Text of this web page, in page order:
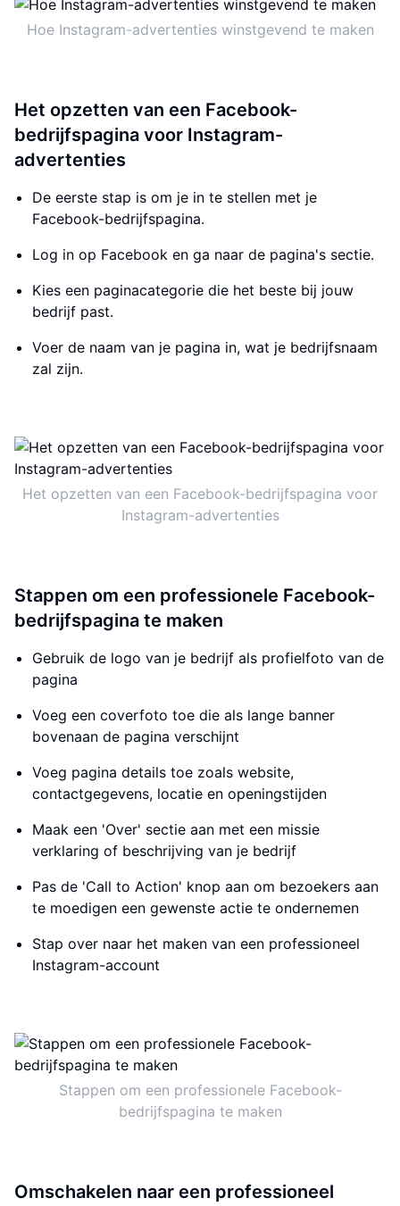
Hoe Instagram-advertenties winstgevend te maken
Het opzetten van een Facebook-
bedrijfspagina voor Instagram-
advertenties
De eerste stap is om je in te stellen met je
Facebook-bedrijfspagina.
Log in op Facebook en ga naar de pagina's sectie.
Kies een paginacategorie die het beste bij jouw
bedrijf past.
Voer de naam van je pagina in, wat je bedrijfsnaam
zal zijn.
Het opzetten van een Facebook-bedrijfspagina voor
Instagram-advertenties
Stappen om een professionele Facebook-
bedrijfspagina te maken
Gebruik de logo van je bedrijf als profielfoto van de
pagina
Voeg een coverfoto toe die als lange banner
bovenaan de pagina verschijnt
Voeg pagina details toe zoals website,
contactgegevens, locatie en openingstijden
Maak een 'Over' sectie aan met een missie
verklaring of beschrijving van je bedrijf
Pas de 'Call to Action' knop aan om bezoekers aan
te moedigen een gewenste actie te ondernemen
Stap over naar het maken van een professioneel
Instagram-account
Stappen om een professionele Facebook-
bedrijfspagina te maken
Omschakelen naar een professioneel